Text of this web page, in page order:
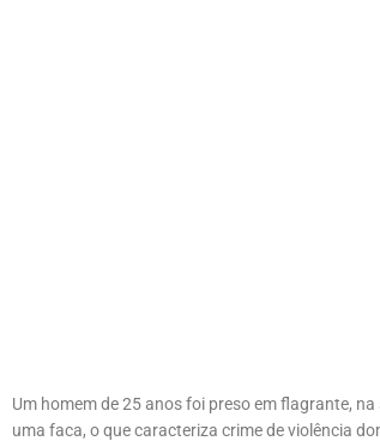
Um homem de 25 anos foi preso em flagrante,
uma faca, o que caracteriza crime de violência